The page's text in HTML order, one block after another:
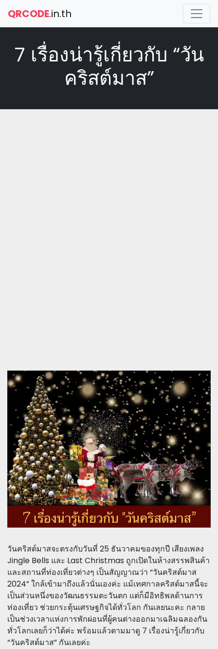
QRCODE.in.th
7 เรื่องน่ารู้เกี่ยวกับ “วัน
คริสต์มาส”
วันคริสต์มาสจะตรงกับวันที่ 25 ธันวาคมของทุกปี เสียงเพลง
Jingle Bells และ Last Christmas ถูกเปิดในห้างสรรพสินค้า
และสถานที่ท่องเที่ยวต่างๆ เป็นสัญญาณว่า “วันคริสต์มาส
2024” ใกล้เข้ามาถึงแล้วนั่นเองค่ะ แม้เทศกาลคริสต์มาสนี้จะ
เป็นส่วนหนึ่งของวัฒนธรรมตะวันตก แต่ก็มีอิทธิพลด้านการ
ท่องเที่ยว ช่วยกระตุ้นเศรษฐกิจได้ทั่วโลก กันเลยนะคะ กลาย
เป็นช่วงเวลาแห่งการพักผ่อนที่ผู้คนต่างออกมาเฉลิมฉลองกัน
ทั่วโลกเลยก็ว่าได้ค่ะ พร้อมแล้วตามมาดู 7 เรื่องน่ารู้เกี่ยวกับ
“วันคริสต์มาส” กันเลยค่ะ